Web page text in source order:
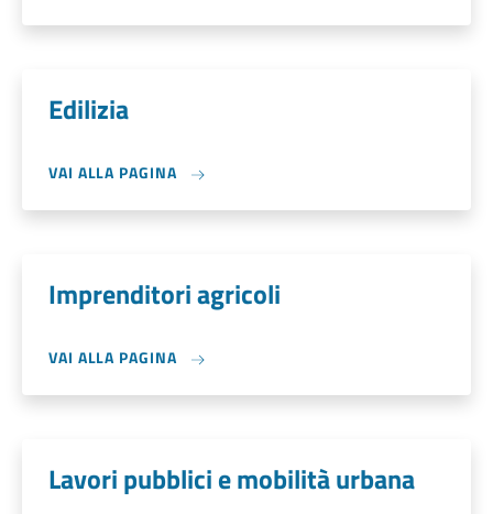
Edilizia
VAI ALLA PAGINA
Imprenditori agricoli
VAI ALLA PAGINA
Lavori pubblici e mobilità urbana